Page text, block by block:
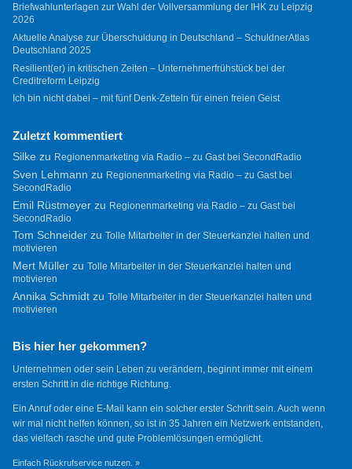
Briefwahlunterlagen zur Wahl der Vollversammlung der IHK zu Leipzig
2026
Aktuelle Analyse zur Überschuldung in Deutschland – SchuldnerAtlas
Deutschland 2025
Resilient(er) in kritischen Zeiten – Unternehmerfrühstück bei der
Creditreform Leipzig
Ich bin nicht dabei – mit fünf Denk-Zetteln für einen freien Geist
Zuletzt kommentiert
Silkezu Regionenmarketing via Radio – zu Gast bei SecondRadio
Sven Lehmann zu Regionenmarketing via Radio – zu Gast bei
SecondRadio
Emil Rüstmeyerzu Regionenmarketing via Radio – zu Gast bei
SecondRadio
Tom Schneiderzu Tolle Mitarbeiter in der Steuerkanzlei halten und
motivieren
Mert Müllerzu Tolle Mitarbeiter in der Steuerkanzlei halten und
motivieren
Annika Schmidtzu Tolle Mitarbeiter in der Steuerkanzlei halten und
motivieren
Bis hier her gekommen?
Unternehmen oder sein Leben zu verändern, beginnt immer mit einem
ersten Schritt in die richtige Richtung.
Ein Anruf oder eine E-Mail kann ein solcher erster Schritt sein. Auch wenn
wir mal nicht helfen können, so ist in 35 Jahren ein Netzwerk entstanden,
das vielfach rasche und gute Problemlösungen ermöglicht.
Einfach Rückrufservice nutzen. »